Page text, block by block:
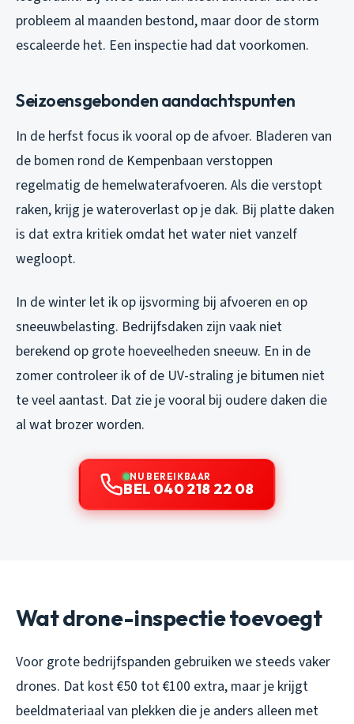
probleem al maanden bestond, maar door de storm
escaleerde het. Een inspectie had dat voorkomen.
Seizoensgebonden aandachtspunten
In de herfst focus ik vooral op de afvoer. Bladeren van
de bomen rond de Kempenbaan verstoppen
regelmatig de hemelwaterafvoeren. Als die verstopt
raken, krijg je wateroverlast op je dak. Bij platte daken
is dat extra kritiek omdat het water niet vanzelf
wegloopt.
In de winter let ik op ijsvorming bij afvoeren en op
sneeuwbelasting. Bedrijfsdaken zijn vaak niet
berekend op grote hoeveelheden sneeuw. En in de
zomer controleer ik of de UV-straling je bitumen niet
te veel aantast. Dat zie je vooral bij oudere daken die
al wat brozer worden.
NU BEREIKBAAR
BEL 040 218 22 08
Wat drone-inspectie toevoegt
Voor grote bedrijfspanden gebruiken we steeds vaker
drones. Dat kost €50 tot €100 extra, maar je krijgt
beeldmateriaal van plekken die je anders alleen met